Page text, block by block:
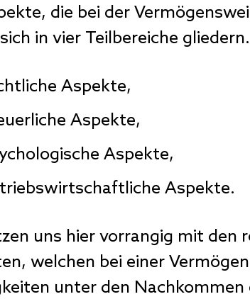
die bei der
in vier Teilbereiche
Aspekte,
Aspekte,
Aspekte,
Aspekte.
uns hier vorrangig mit den
welchen bei einer
unter den